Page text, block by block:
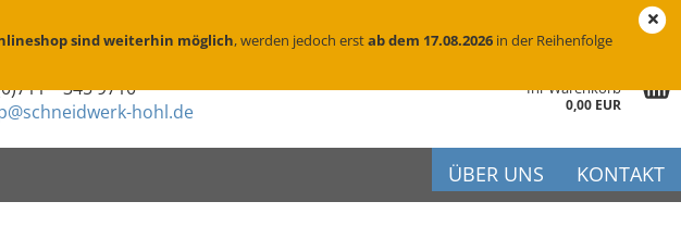
– 345 9710
hohl.de
Ihr Warenkorb
0,00 EUR
sind weiterhin möglich, werden jedoch erstab dem 17.08.2026 in der Reihenfolge
ÜBER UNS KONTAKT